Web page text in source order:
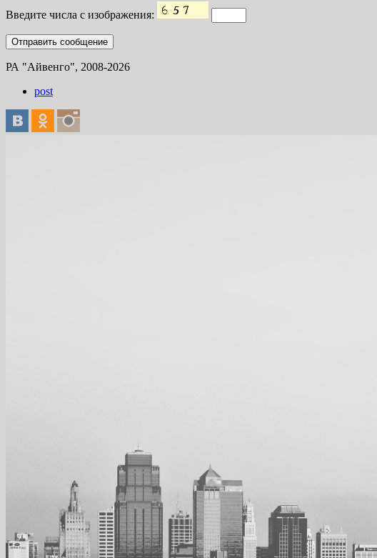
Введите числа с изображения:
РА "Айвенго", 2008-2026
post